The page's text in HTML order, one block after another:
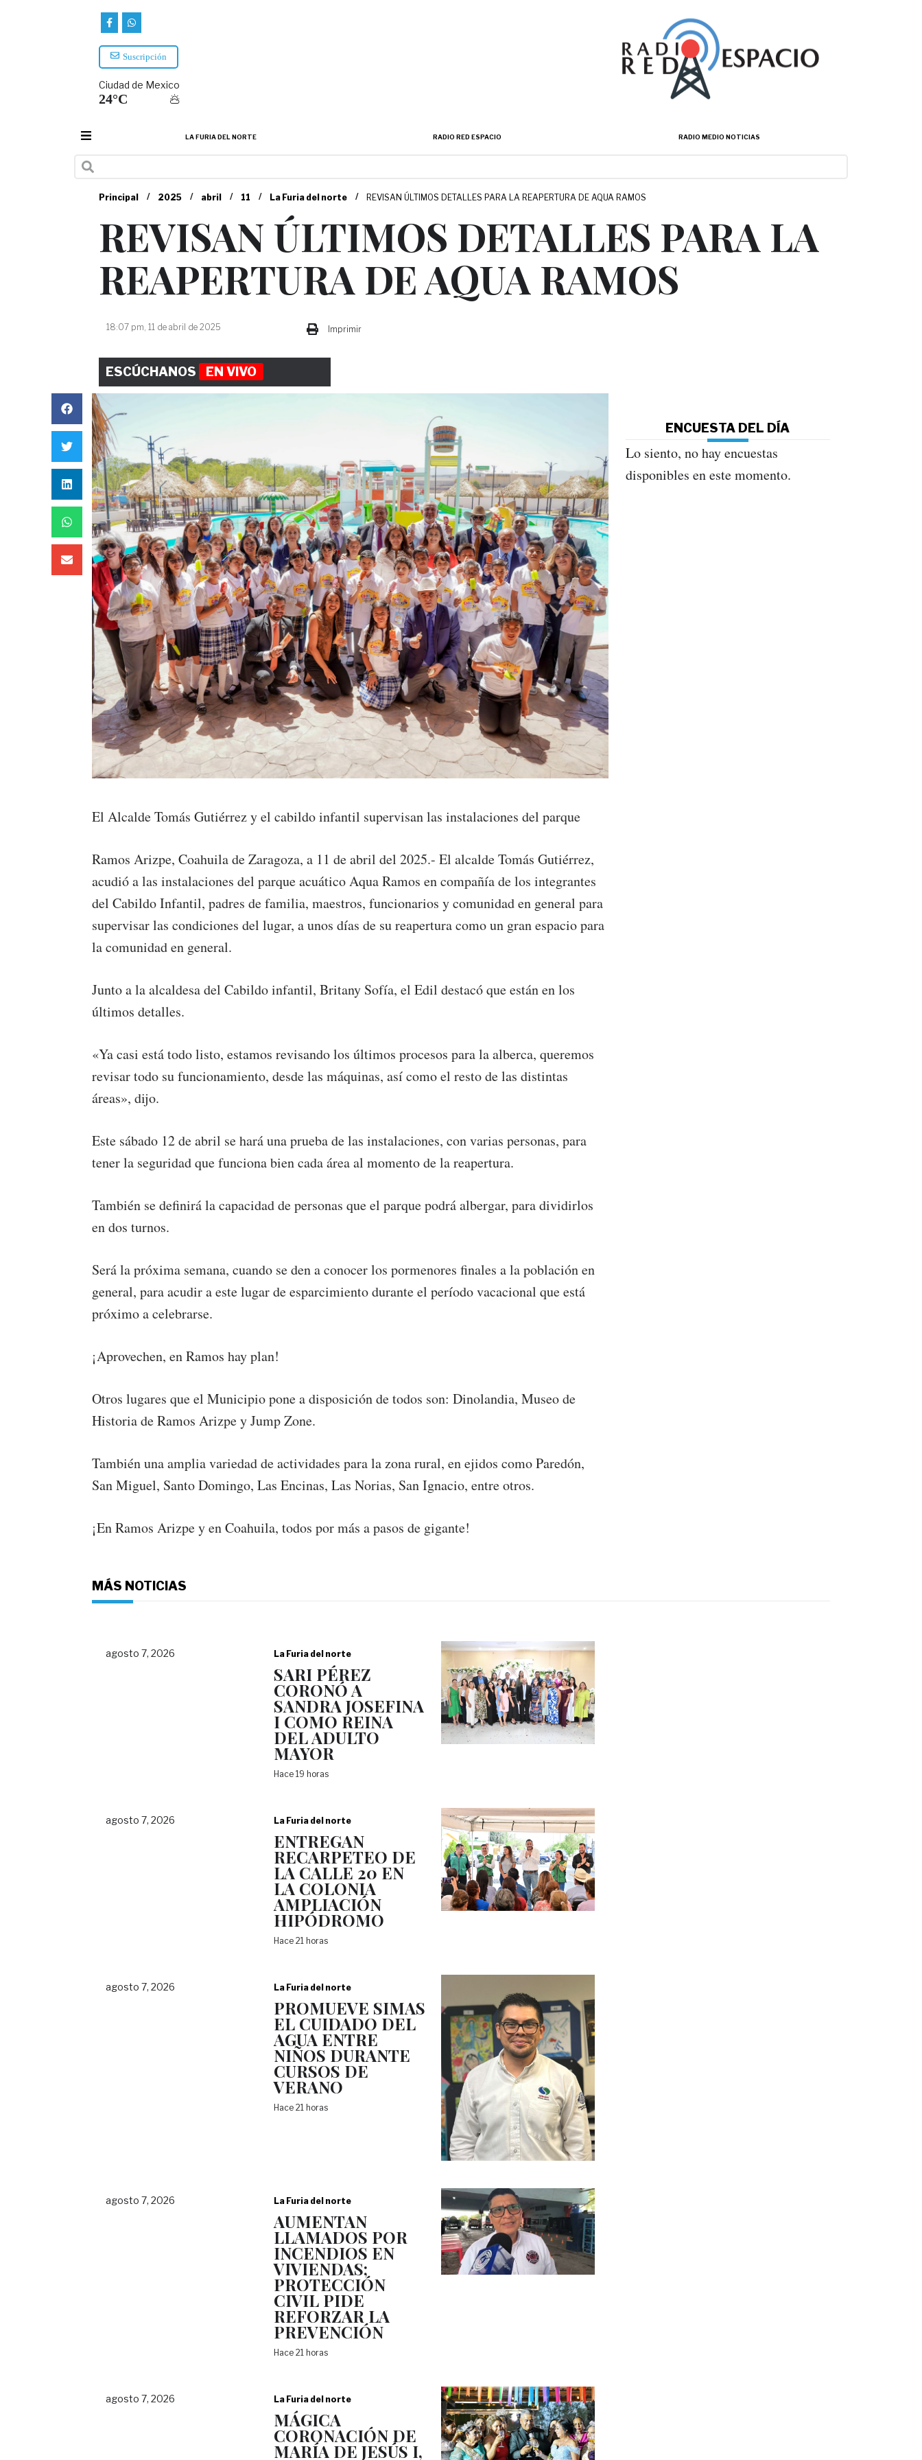
Suscripción
Ciudad de Mexico
24°C
LA FURIA DEL NORTE RADIO RED ESPACIO RADIO MEDIO NOTICIAS
Principal / 2025 / abril / 11 / La Furia del norte / REVISAN ÚLTIMOS DETALLES PARA LA REAPERTURA DE AQUA RAMOS
REVISAN ÚLTIMOS DETALLES PARA LA
REAPERTURA DE AQUA RAMOS
18:07 pm, 11 de abril de 2025 Imprimir
ESCÚCHANOS EN VIVO
El Alcalde Tomás Gutiérrez y el cabildo infantil supervisan las instalaciones del parque
Ramos Arizpe, Coahuila de Zaragoza, a 11 de abril del 2025.- El alcalde Tomás Gutiérrez,
acudió a las instalaciones del parque acuático Aqua Ramos en compañía de los integrantes
del Cabildo Infantil, padres de familia, maestros, funcionarios y comunidad en general para
supervisar las condiciones del lugar, a unos días de su reapertura como un gran espacio para
la comunidad en general.
Junto a la alcaldesa del Cabildo infantil, Britany Sofía, el Edil destacó que están en los
últimos detalles.
«Ya casi está todo listo, estamos revisando los últimos procesos para la alberca, queremos
revisar todo su funcionamiento, desde las máquinas, así como el resto de las distintas
áreas», dijo.
Este sábado 12 de abril se hará una prueba de las instalaciones, con varias personas, para
tener la seguridad que funciona bien cada área al momento de la reapertura.
También se definirá la capacidad de personas que el parque podrá albergar, para dividirlos
en dos turnos.
Será la próxima semana, cuando se den a conocer los pormenores finales a la población en
general, para acudir a este lugar de esparcimiento durante el período vacacional que está
próximo a celebrarse.
¡Aprovechen, en Ramos hay plan!
Otros lugares que el Municipio pone a disposición de todos son: Dinolandia, Museo de
Historia de Ramos Arizpe y Jump Zone.
También una amplia variedad de actividades para la zona rural, en ejidos como Paredón,
San Miguel, Santo Domingo, Las Encinas, Las Norias, San Ignacio, entre otros.
¡En Ramos Arizpe y en Coahuila, todos por más a pasos de gigante!
ENCUESTA DEL DÍA
Lo siento, no hay encuestas
disponibles en este momento.
MÁS NOTICIAS
agosto 7, 2026 La Furia del norte
SARI PÉREZ
CORONÓ A
SANDRA JOSEFINA
I COMO REINA
DEL ADULTO
MAYOR
Hace 19 horas
agosto 7, 2026 La Furia del norte
ENTREGAN
RECARPETEO DE
LA CALLE 20 EN
LA COLONIA
AMPLIACIÓN
HIPÓDROMO
Hace 21 horas
agosto 7, 2026 La Furia del norte
PROMUEVE SIMAS
EL CUIDADO DEL
AGUA ENTRE
NIÑOS DURANTE
CURSOS DE
VERANO
Hace 21 horas
agosto 7, 2026 La Furia del norte
AUMENTAN
LLAMADOS POR
INCENDIOS EN
VIVIENDAS;
PROTECCIÓN
CIVIL PIDE
REFORZAR LA
PREVENCIÓN
Hace 21 horas
agosto 7, 2026 La Furia del norte
MÁGICA
CORONACIÓN DE
MARÍA DE JESÚS I,